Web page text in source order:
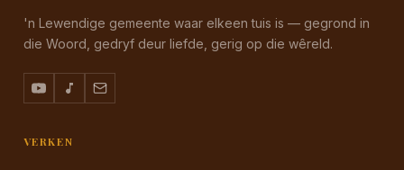
'n Lewendige gemeente waar elkeen tuis is — gegrond in
die Woord, gedryf deur liefde, gerig op die wêreld.
VERKEN